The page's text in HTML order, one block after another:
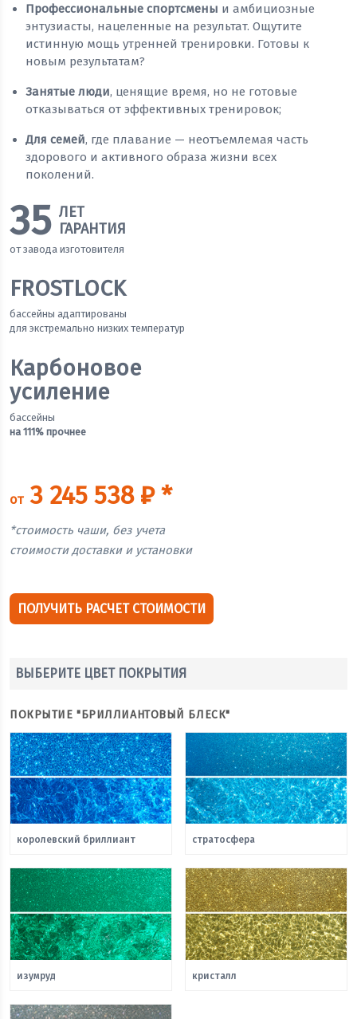
Профессиональные спортсмены и амбициозные
энтузиасты, нацеленные на результат. Ощутите
истинную мощь утренней тренировки. Готовы к
новым результатам?
Занятые люди, ценящие время, но не готовые
отказываться от эффективных тренировок;
Для семей, где плавание — неотъемлемая часть
здорового и активного образа жизни всех
поколений.
35 ЛЕТ
ГАРАНТИЯ
от завода изготовителя
FROSTLOCK
бассейны адаптированы
для экстремально низких температур
Карбоновое
усиление
бассейны
на 111% прочнее
от3 245 538 ₽ *
*стоимость чаши, без учета
стоимости доставки и установки
ПОЛУЧИТЬ РАСЧЕТ СТОИМОСТИ
ВЫБЕРИТЕ ЦВЕТ ПОКРЫТИЯ
ПОКРЫТИЕ "БРИЛЛИАНТОВЫЙ БЛЕСК"
королевский бриллиант стратосфера
изумруд кристалл